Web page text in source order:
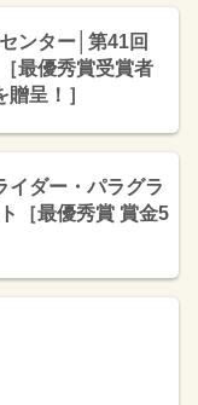
ンター│第41回
最優秀賞受賞者
呈！］
イダー・パラグラ
［最優秀賞 賞金5